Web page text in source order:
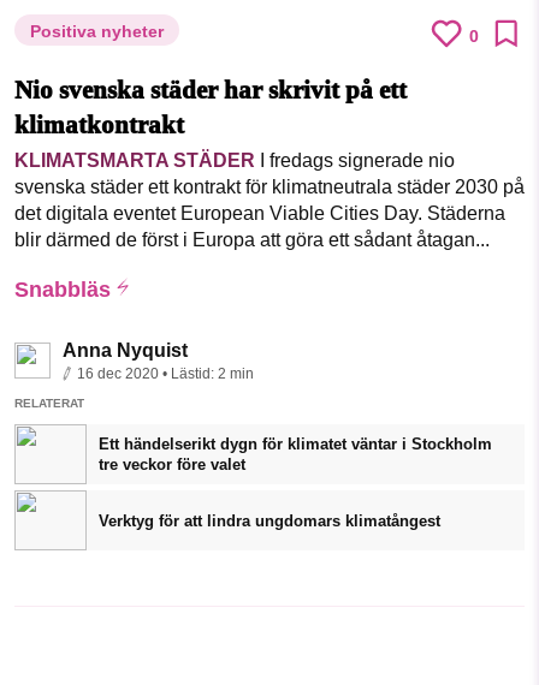
Positiva nyheter 0
Nio svenska städer har skrivit på ett
klimatkontrakt
KLIMATSMARTA STÄDER I fredags signerade nio
svenska städer ett kontrakt för klimatneutrala städer 2030 på
det digitala eventet European Viable Cities Day. Städerna
blir därmed de först i Europa att göra ett sådant åtagan...
Snabbläs
Anna Nyquist
16 dec 2020 • Lästid: 2 min
RELATERAT
Ett händelserikt dygn för klimatet väntar i Stockholm
tre veckor före valet
Verktyg för att lindra ungdomars klimatångest